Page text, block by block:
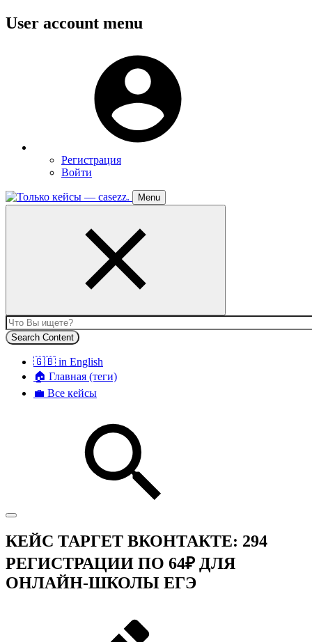
Перейти
к
User account menu
Регистрация
Войти
Menu
Toggle
Search Content
🇬🇧 in English
🏠 Главная (теги)
💼 Все кейсы
КЕЙС ТАРГЕТ ВКОНТАКТЕ: 294
РЕГИСТРАЦИИ ПО 64₽ ДЛЯ
ОНЛАЙН-ШКОЛЫ ЕГЭ